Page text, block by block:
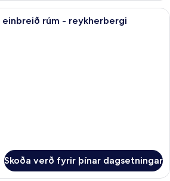
Rúmföt af bestu gerð, dúnsængur,
rúm - reykherbergi
Skoða verð fyrir þínar dagsetningar